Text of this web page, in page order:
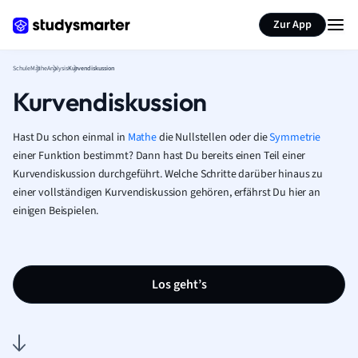
Zur App
SchuleMatheAnalysisKurvendiskussion
Kurvendiskussion
Hast Du schon einmal in Mathedie Nullstellen oder dieSymmetrie
einer Funktion bestimmt? Dann hast Du bereits einen Teil einer
Kurvendiskussion durchgeführt. Welche Schritte darüber hinaus zu
einer vollständigen Kurvendiskussion gehören, erfährst Du hier an
einigen Beispielen.
Los geht’s
Seite zusammenfassen